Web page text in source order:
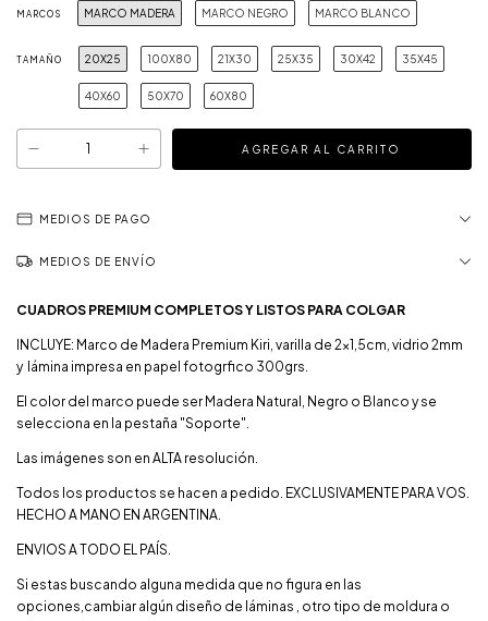
MARCOS MARCO MADERA MARCO NEGRO MARCO BLANCO
TAMAÑO 20X25 100X80 21X30 25X35 30X42 35X45
40X60 50X70 60X80
MEDIOS DE PAGO
MEDIOS DE ENVÍO
CUADROS PREMIUM COMPLETOS Y LISTOS PARA COLGAR
INCLUYE: Marco de Madera Premium Kiri, varilla de 2x1,5cm, vidrio 2mm
y lámina impresa en papel fotogrfico 300grs.
El color del marco puede ser Madera Natural, Negro o Blanco y se
selecciona en la pestaña "Soporte".
Las imágenes son en ALTA resolución.
Todos los productos se hacen a pedido. EXCLUSIVAMENTE PARA VOS.
HECHO A MANO EN ARGENTINA.
ENVIOS A TODO EL PAÍS.
Si estas buscando alguna medida que no figura en las
opciones,cambiar algún diseño de láminas , otro tipo de moldura o